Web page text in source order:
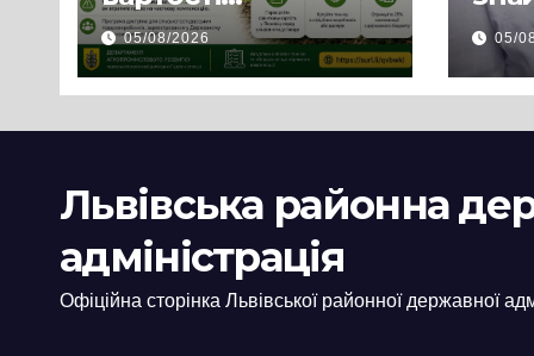
української
сільгосптехніки:
що змінилося для
05/08/2026 05/
Львівська районна
адміністрація
Офіційна сторінка Львівської районної державної